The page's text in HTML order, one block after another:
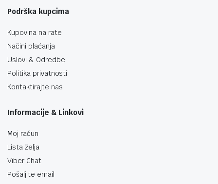
Podrška kupcima
Kupovina na rate
Načini plaćanja
Uslovi & Odredbe
Politika privatnosti
Kontaktirajte nas
Informacije & Linkovi
Moj račun
Lista želja
Viber Chat
Pošaljite email